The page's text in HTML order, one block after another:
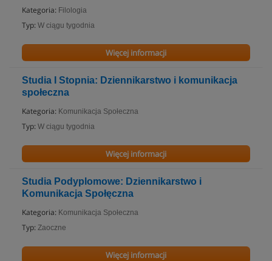
Kategoria: Filologia
Typ: W ciągu tygodnia
Więcej informacji
Studia I Stopnia: Dziennikarstwo i komunikacja
społeczna
Kategoria: Komunikacja Społeczna
Typ: W ciągu tygodnia
Więcej informacji
Studia Podyplomowe: Dziennikarstwo i
Komunikacja Społęczna
Kategoria: Komunikacja Społeczna
Typ: Zaoczne
Więcej informacji